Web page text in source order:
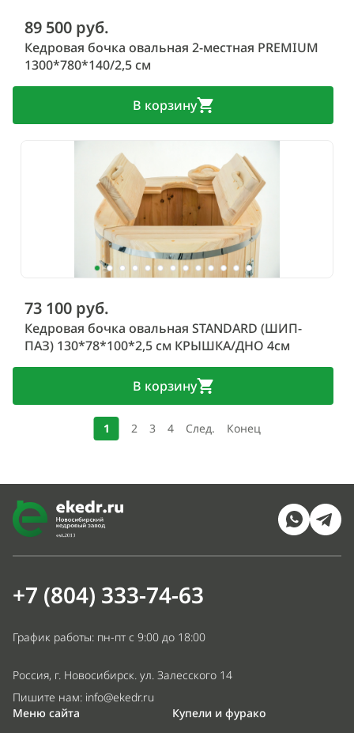
89 500 руб.
Кедровая бочка овальная 2-местная PREMIUM
1300*780*140/2,5 см
В корзину
73 100 руб.
Кедровая бочка овальная STANDARD (ШИП-
ПАЗ) 130*78*100*2,5 см КРЫШКА/ДНО 4см
В корзину
1 2 3 4 След. Конец
+7 (804) 333-74-63
График работы: пн-пт с 9:00 до 18:00
Россия, г. Новосибирск. ул. Залесского 14
Пишите нам: info@ekedr.ru
Меню сайта
Купели и фурако